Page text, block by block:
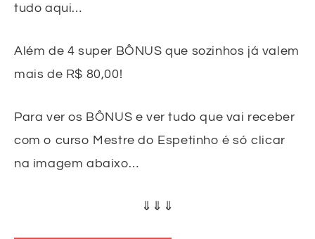
tudo aqui…
Além de 4 super BÔNUS que sozinhos já valem
mais de R$ 80,00!
Para ver os BÔNUS e ver tudo que vai receber
com o curso Mestre do Espetinho é só clicar
na imagem abaixo…
⇓⇓⇓